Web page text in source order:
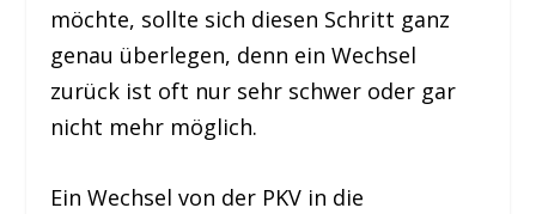
möchte, sollte sich diesen Schritt ganz
genau überlegen, denn ein Wechsel
zurück ist oft nur sehr schwer oder gar
nicht mehr möglich.
Ein Wechsel von der PKV in die